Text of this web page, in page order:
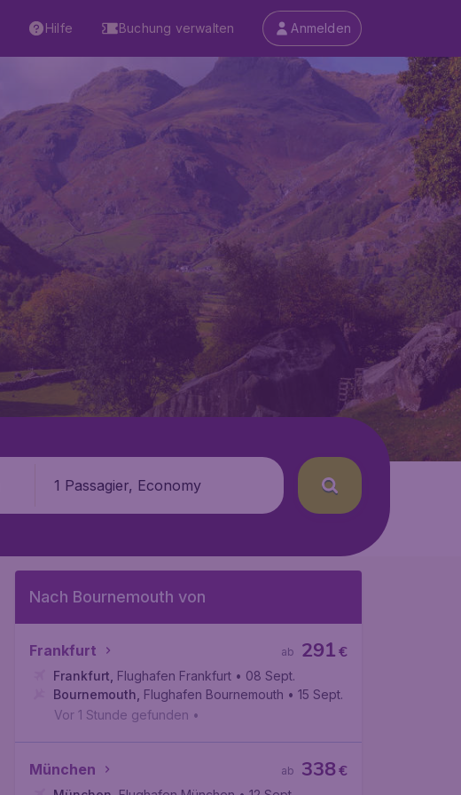
Hilfe Buchung verwalten Anmelden
1 Passagier, Economy
Nach Bournemouth von
Frankfurt €
291
ab
Frankfurt Flughafen Frankfurt • 08 Sept.
Bournemouth Flughafen Bournemouth • 15 Sept.
Vor 1 Stunde gefunden •
München €
338
ab